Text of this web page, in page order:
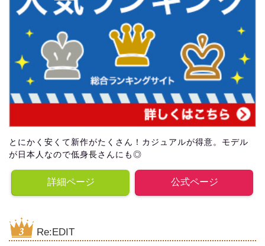
とにかく安くて新作がたくさん！カジュアルが得意。モデル
が日本人なので低身長さんにも◎
詳細ページ 公式ページ
Re:EDIT